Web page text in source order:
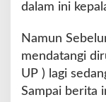
dalam ini
Namun
mendatangi
UP ) lagi
Sampai berita